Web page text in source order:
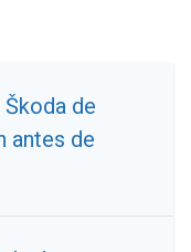
de
antes de